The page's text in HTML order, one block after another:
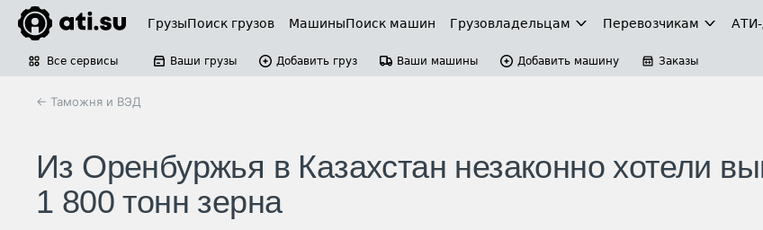
ГрузыПоиск грузов МашиныПоиск машин Грузовладельцам Перевозчикам
Все сервисы Ваши грузы Добавить груз Ваши машины Добавить машину Заказы
← Таможня и ВЭД
Из Оренбуржья в Казахстан незаконно хотели
1 800 тонн зерна